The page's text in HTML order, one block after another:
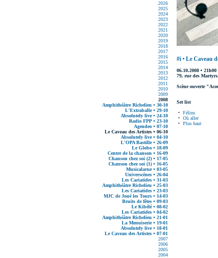
2026
2025
2024
2023
2022
2021
2020
2019
2018
2017
2016
2015
2014
2013
2012
2011
2010
2009
2008
Amphithéâtre Richelieu • 30-10
L'Extraballe • 29-10
Absolutely live • 24-10
Radio FPP • 23-10
Agendeo • 07-10
Le Caveau des Artistes • 06-10
Absolutely live • 04-10
L'OPA Bastille • 26-09
Le Globo • 18-09
Centre de la chanson • 16-09
Chanson chez soi (2) • 17-05
Chanson chez soi (1) • 16-05
Musicalarue • 03-05
Universcènes • 26-04
Les Cariatides • 31-03
Amphithéâtre Richelieu • 25-03
Les Cariatides • 23-03
MJC de Joué les Tours • 14-03
Bruits de fêtes • 09-03
Le Kibélé • 08-02
Les Cariatides • 04-02
Amphithéâtre Richelieu • 21-01
La Menuiserie • 19-01
Absolutely live • 18-01
Le Caveau des Artistes • 07-01
2007
2006
2005
2004
#i • Le Caveau
06.10.2008 • 21h00
79, rue des
Scène ouverte
Set list
• Félins
• Où aller
• Plus haut